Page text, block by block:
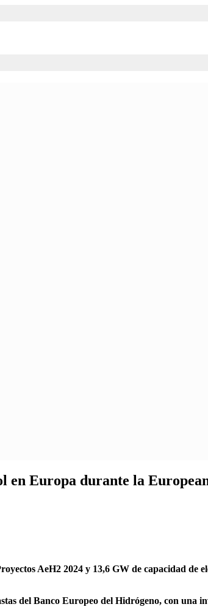
en Europa durante la
AeH2 2024 y 13,6 GW de capacidad de
del Banco Europeo del Hidrógeno, con una